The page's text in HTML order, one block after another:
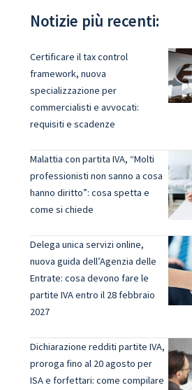
Notizie più recenti:
Certificare il tax control
framework, nuova
specializzazione per
commercialisti e avvocati:
requisiti e scadenze
Malattia con partita IVA, “Molti
professionisti non sanno a cosa
hanno diritto”: cosa spetta e
come si chiede
Delega unica servizi online,
nuova guida dell’Agenzia delle
Entrate: cosa devono fare le
partite IVA entro il 28 febbraio
2027
Dichiarazione redditi partite IVA,
proroga fino al 20 agosto per
ISA e forfettari: come compilare